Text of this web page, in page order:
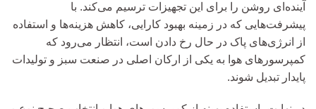
آینده‌ای روشن را برای این تجهیزات ترسیم می‌کند. با
پیشرفت‌هایی که در زمینه بهبود کارایی، کاهش هزینه‌ها و استفاده
از انرژی‌های پاک در حال رخ دادن است، انتظار می‌رود که
کمپرسورهای هوا به یکی از ارکان اصلی در صنعت سبز و تولیدات
پایدار تبدیل شوند.